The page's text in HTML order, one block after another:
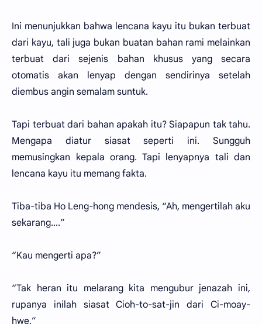
Ini menunjukkan bahwa lencana kayu itu bukan terbuat
dari kayu, tali juga bukan buatan bahan rami melainkan
terbuat dari sejenis bahan khusus yang secara
otomatis akan lenyap dengan sendirinya setelah
diembus angin semalam suntuk.
Tapi terbuat dari bahan apakah itu? Siapapun tak tahu.
Mengapa diatur siasat seperti ini. Sungguh
memusingkan kepala orang. Tapi lenyapnya tali dan
lencana kayu itu memang fakta.
Tiba-tiba Ho Leng-hong mendesis, “Ah, mengertilah aku
sekarang....”
“Kau mengerti apa?”
“Tak heran itu melarang kita mengubur jenazah ini,
rupanya inilah siasat Cioh-to-sat-jin dari Ci-moay-
hwe.”